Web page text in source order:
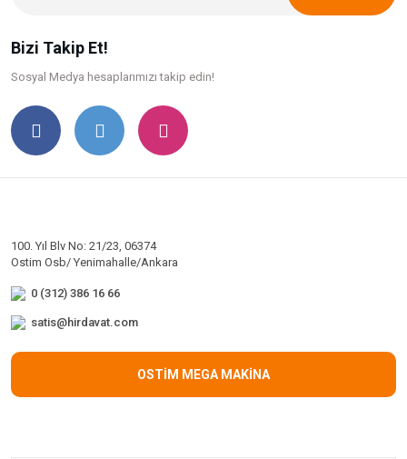
Bizi Takip Et!
Sosyal Medya hesaplarımızı takip edin!
100. Yıl Blv No: 21/23, 06374
Ostim Osb/ Yenimahalle/Ankara
0 (312) 386 16 66
satis@hirdavat.com
OSTİM MEGA MAKİNA